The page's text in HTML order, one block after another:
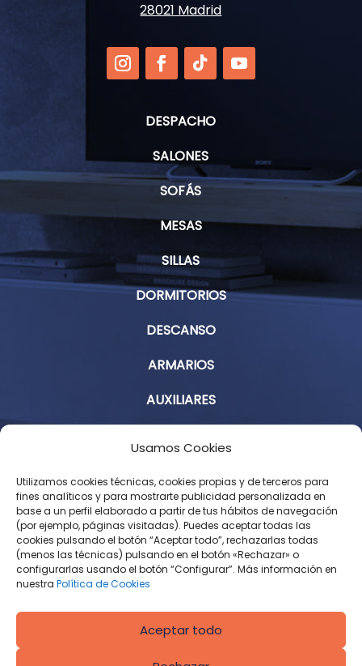
Usamos Cookies
Utilizamos cookies técnicas, cookies propias y de terceros para
fines analíticos y para mostrarte publicidad personalizada en
base a un perfil elaborado a partir de tus hábitos de navegación
(por ejemplo, páginas visitadas). Puedes aceptar todas las
cookies pulsando el botón “Aceptar todo”, rechazarlas todas
(menos las técnicas) pulsando en el botón «Rechazar» o
configurarlas usando el botón “Configurar”. Más información en
nuestra Política de Cookies
Aceptar todo
28021 Madrid
DESPACHO
SALONES
SOFÁS
MESAS
SILLAS
DORMITORIOS
DESCANSO
ARMARIOS
AUXILIARES
Aviso Legal
Política de Privacidad
Condiciones Generales de Contratación
Política de Cookies
Derecho de desistimiento